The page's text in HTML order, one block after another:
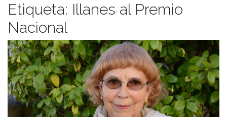
Etiqueta: Illanes al Premio
Nacional